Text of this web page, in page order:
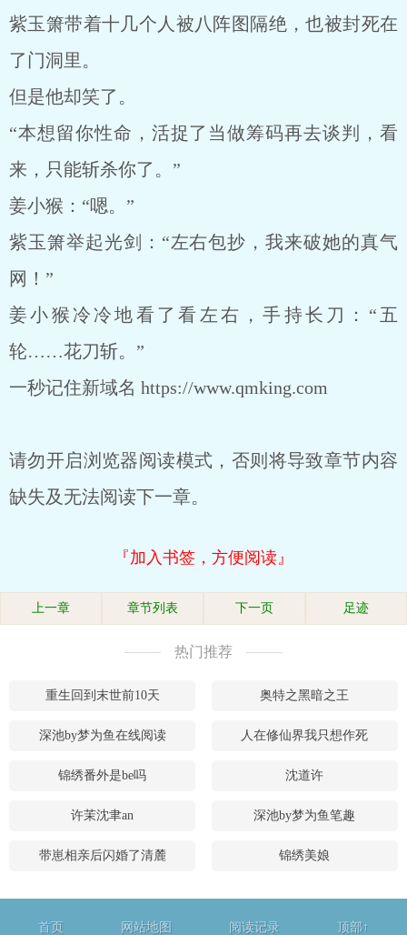
紫玉箫带着十几个人被八阵图隔绝，也被封死在
了门洞里。
但是他却笑了。
“本想留你性命，活捉了当做筹码再去谈判，看
来，只能斩杀你了。”
姜小猴：“嗯。”
紫玉箫举起光剑：“左右包抄，我来破她的真气
网！”
姜小猴冷冷地看了看左右，手持长刀：“五
轮……花刀斩。”
一秒记住新域名 https://www.qmking.com
请勿开启浏览器阅读模式，否则将导致章节内容
缺失及无法阅读下一章。
『加入书签，方便阅读』
上一章 章节列表 下一页 足迹
热门推荐
重生回到末世前10天 奥特之黑暗之王
深池by梦为鱼在线阅读 人在修仙界我只想作死
锦绣番外是be吗 沈道许
许茉沈聿an 深池by梦为鱼笔趣
带崽相亲后闪婚了清麓 锦绣美娘
首页 网站地图 阅读记录 顶部↑